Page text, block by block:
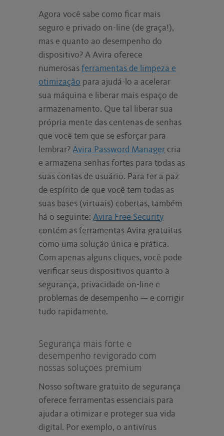
Agora você sabe como ficar mais
seguro e privado on-line (de graça!),
mas e quanto ao desempenho do
dispositivo? A Avira oferece
numerosasferramentas de limpeza e
otimização para ajudá-lo a acelerar
sua máquina e liberar mais espaço de
armazenamento. Que tal liberar sua
própria mente das centenas de senhas
que você tem que se esforçar para
lembrar?Avira Password Manager cria
e armazena senhas fortes para todas as
suas contas de usuário. Para ter a paz
de espírito de que você tem todas as
suas bases (virtuais) cobertas, também
há o seguinte:Avira Free Security
contém as ferramentas Avira gratuitas
como uma solução única e prática.
Com apenas alguns cliques, você pode
verificar seus dispositivos quanto à
segurança, privacidade on-line e
problemas de desempenho — e corrigir
tudo rapidamente.
Segurança mais forte e
desempenho revigorado com
nossas soluções premium
Nosso software gratuito de segurança
oferece ferramentas essenciais para
ajudar a otimizar e proteger sua vida
digital. Por exemplo, o antivírus